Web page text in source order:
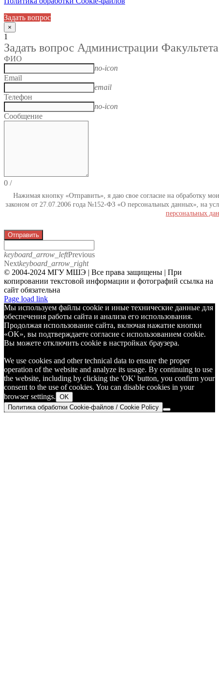
Задать вопрос
×
1
Задать вопрос Администрации Факультета
ФИО
no-icon
Email
email
Телефон
no-icon
Сообщение
0 /
Нажимая кнопку «Отправить», я даю свое согласие на обработку
законом от 27.07.2006 года №152-ФЗ «О персональных данных», на
персональных
Отправить
keyboard_arrow_leftPrevious
Nextkeyboard_arrow_right
© 2004-2024 МГУ МШЭ | Все права защищены | При
копировании текстовой информации и фотографий ссылка на
сайт обязательна
Telegram
Page load link
Мы используем файлы cookie и иные технические данные для
обеспечения работы сайта и анализа его использования.
Продолжая использование сайта, включая нажатие кнопки
«OK», вы подтверждаете согласие с использованием cookie.
Вы можете отключить cookie в настройках браузера.
We use cookies and other technical data to ensure the proper
operation of the website and analyze its usage. By continuing to use
the website, including by clicking the 'OK' button, you confirm your
consent to the use of cookies. You can disable cookies in your
browser settings. OK
Политика обработки Cookie-файлов / Cookie Policy